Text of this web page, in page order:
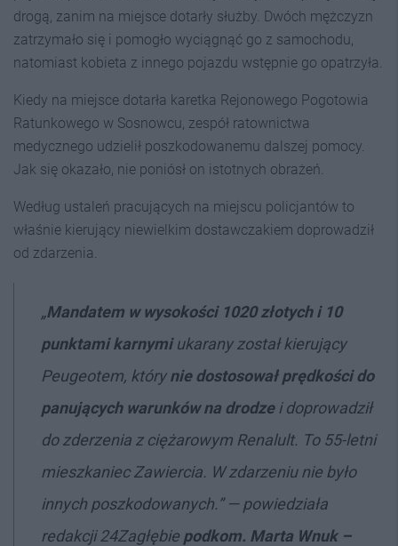
drogą, zanim na miejsce dotarły służby. Dwóch mężczyzn
zatrzymało się i pomogło wyciągnąć go z samochodu,
natomiast kobieta z innego pojazdu wstępnie go opatrzyła.
Kiedy na miejsce dotarła karetka Rejonowego Pogotowia
Ratunkowego w Sosnowcu, zespół ratownictwa
medycznego udzielił poszkodowanemu dalszej pomocy.
Jak się okazało, nie poniósł on istotnych obrażeń.
Według ustaleń pracujących na miejscu policjantów to
właśnie kierujący niewielkim dostawczakiem doprowadził
od zdarzenia.
„Mandatem w wysokości 1020 złotych i 10
punktami karnymiukarany został kierujący
Peugeotem, którynie dostosował prędkości do
panujących warunków na drodzei doprowadził
do zderzenia z ciężarowym Renalult. To 55-letni
mieszkaniec Zawiercia. W zdarzeniu nie było
innych poszkodowanych.” — powiedziała
redakcji 24Zagłębie podkom. Marta Wnuk –